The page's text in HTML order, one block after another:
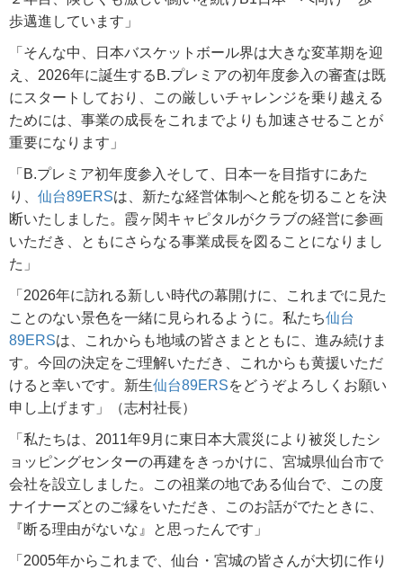
歩邁進しています」
「そんな中、日本バスケットボール界は大きな変革期を迎
え、2026年に誕生するB.プレミアの初年度参入の審査は既
にスタートしており、この厳しいチャレンジを乗り越える
ためには、事業の成長をこれまでよりも加速させることが
重要になります」
「B.プレミア初年度参入そして、日本一を目指すにあた
り、 仙台89ERSは、新たな経営体制へと舵を切ることを決
断いたしました。霞ヶ関キャピタルがクラブの経営に参画
いただき、ともにさらなる事業成長を図ることになりまし
た」
「2026年に訪れる新しい時代の幕開けに、これまでに見た
ことのない景色を一緒に見られるように。私たち仙台
89ERSは、これからも地域の皆さまとともに、進み続けま
す。今回の決定をご理解いただき、これからも黄援いただ
けると幸いです。新生仙台89ERSをどうぞよろしくお願い
申し上げます」（志村社長）
「私たちは、2011年9月に東日本大震災により被災したシ
ョッピングセンターの再建をきっかけに、宮城県仙台市で
会社を設立しました。この祖業の地である仙台で、この度
ナイナーズとのご縁をいただき、このお話がでたときに、
『断る理由がないな』と思ったんです」
「2005年からこれまで、仙台・宮城の皆さんが大切に作り